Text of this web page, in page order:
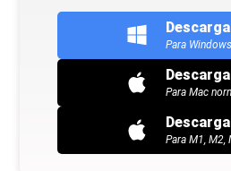
Para Windows
Para Mac
Para M1, M2,